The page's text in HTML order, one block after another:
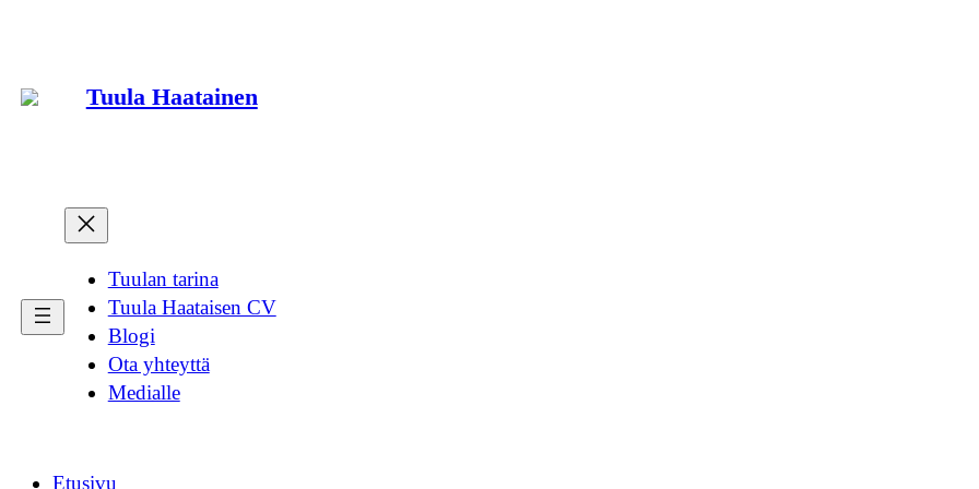
Tuula Haatainen
Tuulan tarina
Tuula Haataisen CV
Blogi
Ota yhteyttä
Medialle
Etusivu